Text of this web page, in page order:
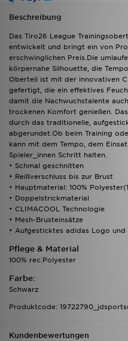
Beschreibung
Das Tiro26 League
entwickelt und bringt ein von
erschwinglichen Preis.Die
körpernahe Silhouette, die
Oberteil ist mit der innovativen
gefertigt, die ein effektives
damit die Nachwuchstalente
trockenen Komfort genießen.
durch das traditionelle,
abgerundet.Ob beim Training
kann mit dem Tempo, dem
Spieler_innen Schritt halten.
• Schmal geschnitten
• Reißverschluss bis zur Brust
• Hauptmaterial: 100%
• Doppelstrickmaterial
• CLIMACOOL Technologie
• Mesh-Brusteinsätze
• Aufgesticktes adidas Logo und
Pflege & Material
100% rec.Polyester
Farbe:
Schwarz
Produktcode:
Kundenbewertungen